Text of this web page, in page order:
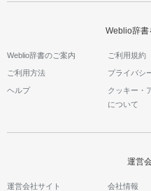
Weblio辞書
Weblio辞書のご案内 ご利用規約
ご利用方法 プライバシ
ヘルプ
クッキー・
について
運営
運営会社サイト 会社情報